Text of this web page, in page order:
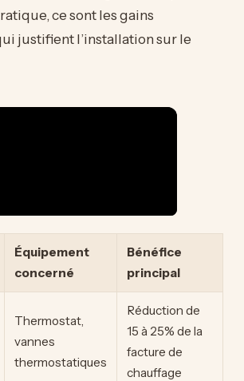
ce sont les gains
justifient l’installation sur le
Équipement
concerné
Bénéfice
principal
Thermostat,
vannes
thermostatiques
Réduction de
15 à 25% de la
facture de
chauffage